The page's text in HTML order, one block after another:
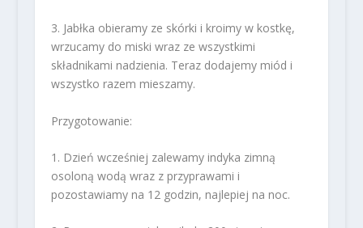
3. Jabłka obieramy ze skórki i kroimy w kostkę,
wrzucamy do miski wraz ze wszystkimi
składnikami nadzienia. Teraz dodajemy miód i
wszystko razem mieszamy.
Przygotowanie:
1. Dzień wcześniej zalewamy indyka zimną
osoloną wodą wraz z przyprawami i
pozostawiamy na 12 godzin, najlepiej na noc.